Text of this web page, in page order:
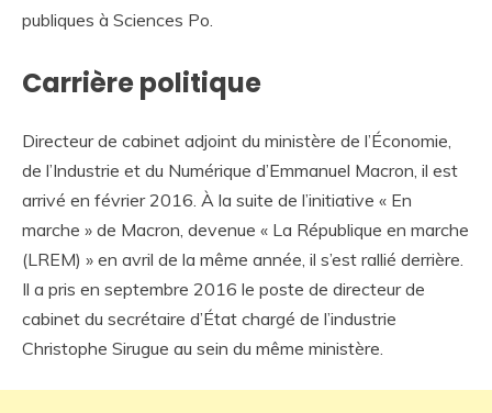
publiques à Sciences Po.
Carrière politique
Directeur de cabinet adjoint du ministère de l’Économie,
de l’Industrie et du Numérique d’Emmanuel Macron, il est
arrivé en février 2016. À la suite de l’initiative « En
marche » de Macron, devenue « La République en marche
(LREM) » en avril de la même année, il s’est rallié derrière.
Il a pris en septembre 2016 le poste de directeur de
cabinet du secrétaire d’État chargé de l’industrie
Christophe Sirugue au sein du même ministère.